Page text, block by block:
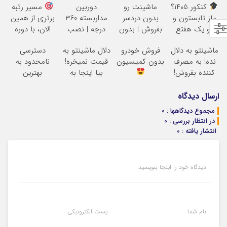
کنکور ۱۴۰5؟
ماز تابستون و
تو یک هفتع
جمع میکنه
ماشینت رو
بدون دردسر
بفروش | بدون
دوربین
مداربسته 360
درجه | نصب
مسیر رتبه
برتری از همین
الان، با دوره
میشه!
ماشینتو به دلال
نده! به مصرف
کننده بفروش!
یک تماس
فروش خودرو
بدون کمیسیون
دلال ماشینتو به
قیمت نمیخره!
بیا اینجا به
دسترسی
نامحدود به
بهترین
ارسال دیدگاه
مجموع دیدگاهها : 0
در انتظار بررسی : 0
انتشار یافته : 0
دیدگاه خود را اینجا بنویسید
نام شما پست الکترونیکی